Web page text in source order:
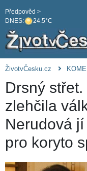
DNES: 24.5°C
Předpověd >
ŽivotvČesku.cz
Drsný
zlehčila
Nerudová
pro koryto